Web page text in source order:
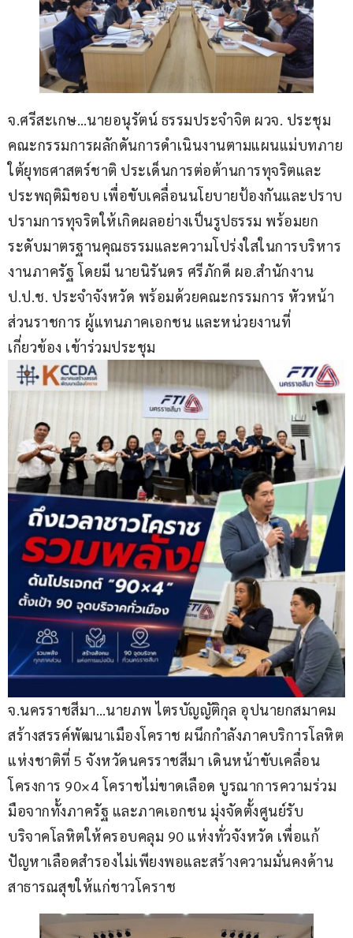
จ.ศรีสะเกษ…นายอนุรัตน์ ธรรมประจำจิต ผวจ. ประชุม
คณะกรรมการผลักดันการดำเนินงานตามแผนแม่บทภาย
ใต้ยุทธศาสตร์ชาติ ประเด็นการต่อต้านการทุจริตและ
ประพฤติมิชอบ เพื่อขับเคลื่อนนโยบายป้องกันและปราบ
ปรามการทุจริตให้เกิดผลอย่างเป็นรูปธรรม พร้อมยก
ระดับมาตรฐานคุณธรรมและความโปร่งใสในการบริหาร
งานภาครัฐ โดยมี นายนิรันดร ศรีภักดี ผอ.สำนักงาน
ป.ป.ช. ประจำจังหวัด พร้อมด้วยคณะกรรมการ หัวหน้า
ส่วนราชการ ผู้แทนภาคเอกชน และหน่วยงานที่
เกี่ยวข้อง เข้าร่วมประชุม
จ.นครราชสีมา…นายภพ ไตรบัญญัติกุล อุปนายกสมาคม
สร้างสรรค์พัฒนาเมืองโคราช ผนึกกำลังภาคบริการโลหิต
แห่งชาติที่ 5 จังหวัดนครราชสีมา เดินหน้าขับเคลื่อน
โครงการ 90×4 โคราชไม่ขาดเลือด บูรณาการความร่วม
มือจากทั้งภาครัฐ และภาคเอกชน มุ่งจัดตั้งศูนย์รับ
บริจาคโลหิตให้ครอบคลุม 90 แห่งทั่วจังหวัด เพื่อแก้
ปัญหาเลือดสำรองไม่เพียงพอและสร้างความมั่นคงด้าน
สาธารณสุขให้แก่ชาวโคราช